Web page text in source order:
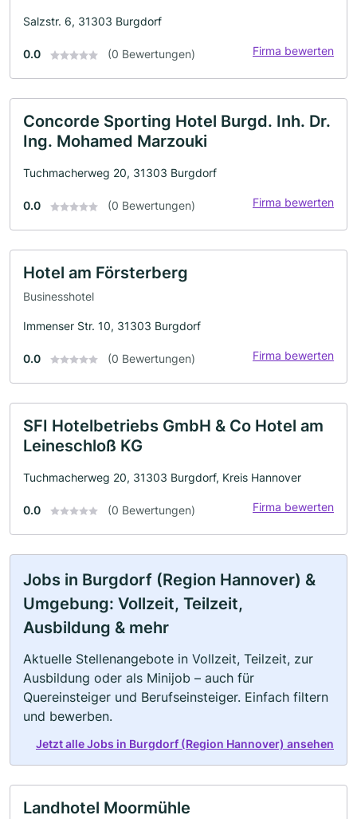
Salzstr. 6, 31303 Burgdorf
0.0 (0 Bewertungen) Firma bewerten
Concorde Sporting Hotel Burgd. Inh. Dr.
Ing. Mohamed Marzouki
Tuchmacherweg 20, 31303 Burgdorf
0.0 (0 Bewertungen) Firma bewerten
Hotel am Försterberg
Businesshotel
Immenser Str. 10, 31303 Burgdorf
0.0 (0 Bewertungen) Firma bewerten
SFI Hotelbetriebs GmbH & Co Hotel am
Leineschloß KG
Tuchmacherweg 20, 31303 Burgdorf, Kreis Hannover
0.0 (0 Bewertungen) Firma bewerten
Jobs in Burgdorf (Region Hannover) &
Umgebung: Vollzeit, Teilzeit,
Ausbildung & mehr
Aktuelle Stellenangebote in Vollzeit, Teilzeit, zur
Ausbildung oder als Minijob – auch für
Quereinsteiger und Berufseinsteiger. Einfach filtern
und bewerben.
Jetzt alle Jobs in Burgdorf (Region Hannover) ansehen
Landhotel Moormühle